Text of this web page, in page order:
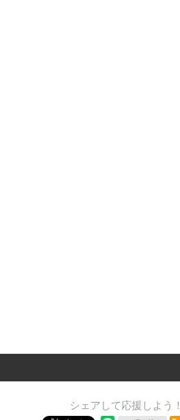
シェアして応援しよう！